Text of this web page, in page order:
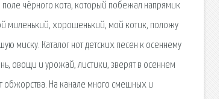
чёрного кота, который побежал напрямик
миленький, хорошенький, мой котик, положу
миску. Каталог нот детских песен к осеннему
овощи и урожай, листики, зверят в осеннем
обжорства. На канале много смешных и